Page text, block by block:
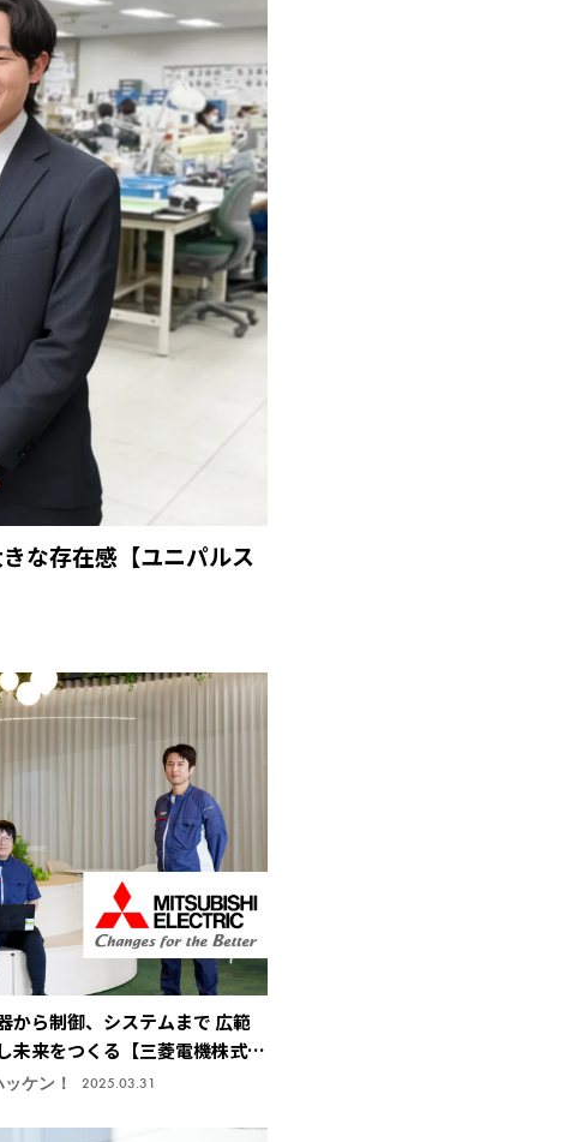
な存在感【ユニパルス
から制御、システムまで 広範
未来をつくる【三菱電機株式会
合研究所】
ケン！ 2025.03.31